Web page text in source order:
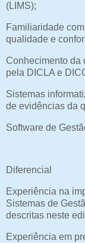
(LIMS);
Familiaridade
qualidade e
Conhecimento da
pela DICLA e
Sistemas
de evidências da
Software de
Diferencial
Experiência na
Sistemas de
descritas neste
Experiência em